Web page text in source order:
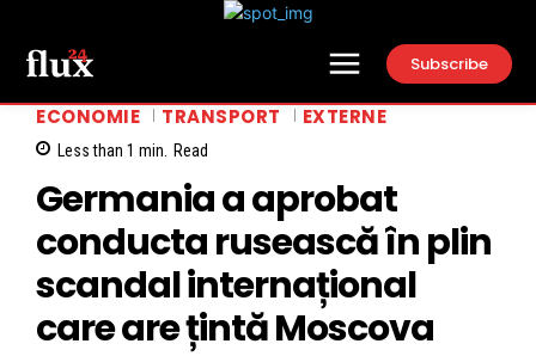
Subscribe
ECONOMIE TRANSPORT EXTERNE
Less than 1 min. Read
Germania a aprobat
conducta rusească în plin
scandal internațional
care are țintă Moscova